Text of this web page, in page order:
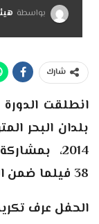
بواسطة
شارك
38 فيلما ضمن المسابقة الرسمية.
الحفل عرف